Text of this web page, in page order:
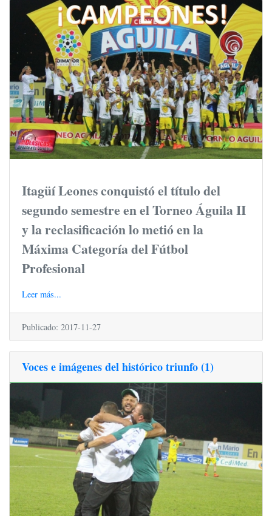
Itagüí Leones conquistó el título del
segundo semestre en el Torneo Águila II
y la reclasificación lo metió en la
Máxima Categoría del Fútbol
Profesional
Leer más...
Publicado: 2017-11-27
Voces e imágenes del histórico triunfo (1)